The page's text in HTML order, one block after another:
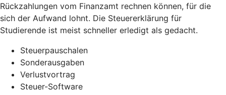
Rückzahlungen vom Finanzamt rechnen können, für die
sich der Aufwand lohnt. Die Steuererklärung für
Studierende ist meist schneller erledigt als gedacht.
Steuerpauschalen
Sonderausgaben
Verlustvortrag
Steuer-Software